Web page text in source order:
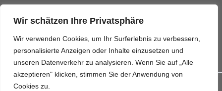
Wir schätzen Ihre Privatsphäre
Wir verwenden Cookies, um Ihr Surferlebnis zu verbessern,
personalisierte Anzeigen oder Inhalte einzusetzen und
unseren Datenverkehr zu analysieren. Wenn Sie auf „Alle
akzeptieren" klicken, stimmen Sie der Anwendung von
Cookies zu.
Impressum
Datenschutz
Copyright © 2026 Schiffsmodellbaugruppe Bremerhaven